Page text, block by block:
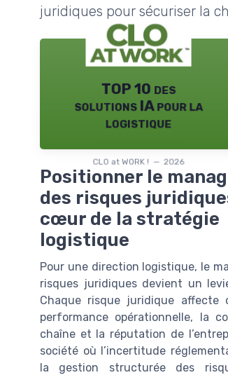
juridiques pour sécuriser la
TOP 10 des
solutions IA pour la
logistique
CLO at WORK ! — 2026
Positionner le
des risques
cœur de la stratégie
logistique
Pour une direction logistique, le
risques juridiques devient un
Chaque risque juridique affecte
performance opérationnelle, la
chaîne et la réputation de
société où l’incertitude
la gestion structurée des